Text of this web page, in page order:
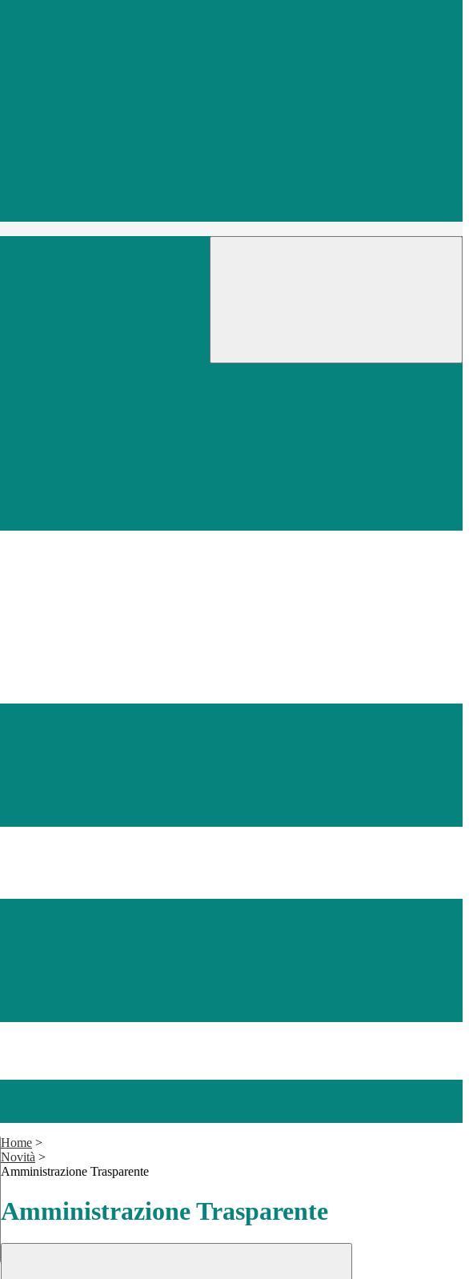
Home >
Novità >
Amministrazione Trasparente
Amministrazione Trasparente